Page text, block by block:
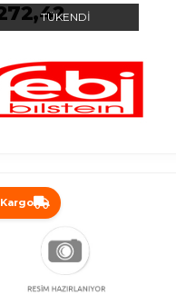
TÜKENDI